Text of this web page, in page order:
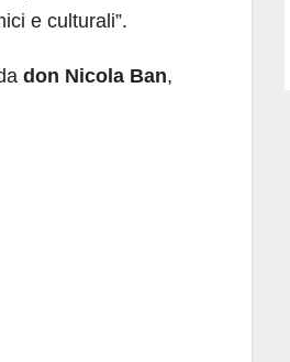
e culturali”.
don Nicola Ban,